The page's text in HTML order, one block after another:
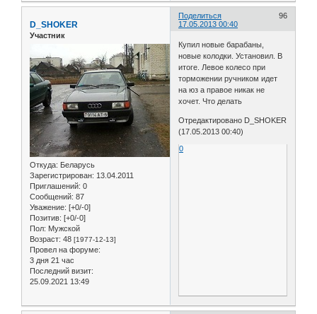
Поделиться
96
17.05.2013 00:40
D_SHOKER
Участник
Откуда: Беларусь
Зарегистрирован: 13.04.2011
Приглашений: 0
Сообщений: 87
Уважение: [+0/-0]
Позитив: [+0/-0]
Пол: Мужской
Возраст: 48 [1977-12-13]
Провел на форуме:
3 дня 21 час
Последний визит:
25.09.2021 13:49
Купил новые барабаны,
новые колодки. Установил. В
итоге. Левое колесо при
торможении ручником идет
на юз а правое никак не
хочет. Что делать
Отредактировано D_SHOKER
(17.05.2013 00:40)
0